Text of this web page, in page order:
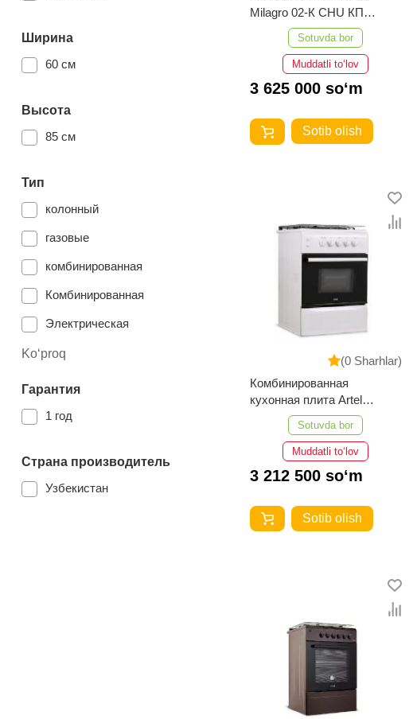
Нержавеющая сталь
Коричневый
корич
Ширина
60 см
Высота
85 см
Тип
колонный
газовые
комбинированная
Комбинированная
Электрическая
газовая
Ko‘proq
Гарантия
1 год
Страна производитель
Узбекистан
Milagro 02-К CHU КП
(инокс)
Sotuvda bor
Muddatli to‘lov
3 625 000 so‘m
Sotib olish
(0 Sharhlar)
Комбинированная
кухонная плита Artel
Milagro 01-K CHU (Серый)
Sotuvda bor
Muddatli to‘lov
3 212 500 so‘m
Sotib olish